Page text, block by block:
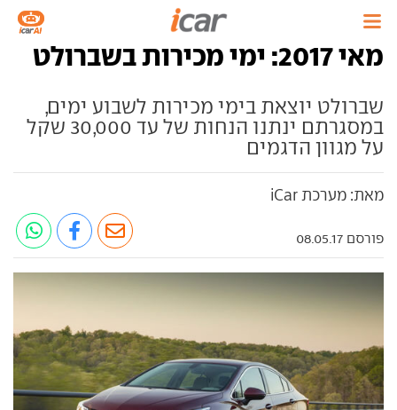
מאי 2017: ימי מכירות בשברולט
שברולט יוצאת בימי מכירות לשבוע ימים,
במסגרתם ינתנו הנחות של עד 30,000 שקל
על מגוון הדגמים
מאת: מערכת iCar
פורסם 08.05.17